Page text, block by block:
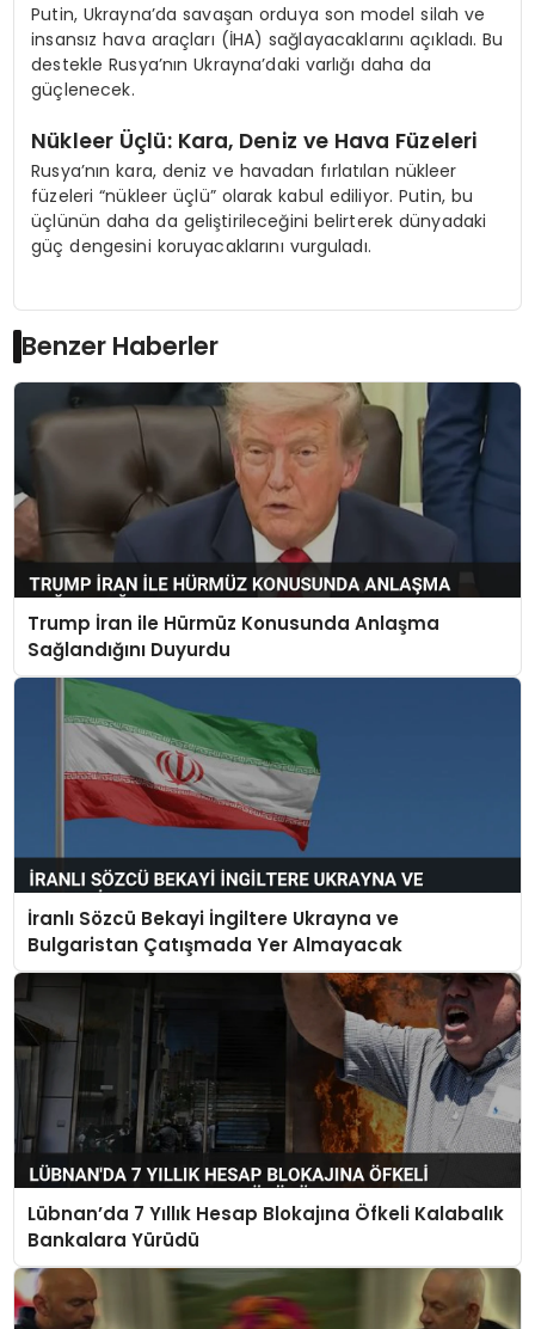
Putin, Ukrayna’da savaşan orduya son model silah ve
insansız hava araçları (İHA) sağlayacaklarını açıkladı. Bu
destekle Rusya’nın Ukrayna’daki varlığı daha da
güçlenecek.
Nükleer Üçlü: Kara, Deniz ve Hava Füzeleri
Rusya’nın kara, deniz ve havadan fırlatılan nükleer
füzeleri “nükleer üçlü” olarak kabul ediliyor. Putin, bu
üçlünün daha da geliştirileceğini belirterek dünyadaki
güç dengesini koruyacaklarını vurguladı.
Benzer Haberler
Trump İran ile Hürmüz Konusunda Anlaşma
Sağlandığını Duyurdu
İranlı Sözcü Bekayi İngiltere Ukrayna ve
Bulgaristan Çatışmada Yer Almayacak
Lübnan’da 7 Yıllık Hesap Blokajına Öfkeli Kalabalık
Bankalara Yürüdü